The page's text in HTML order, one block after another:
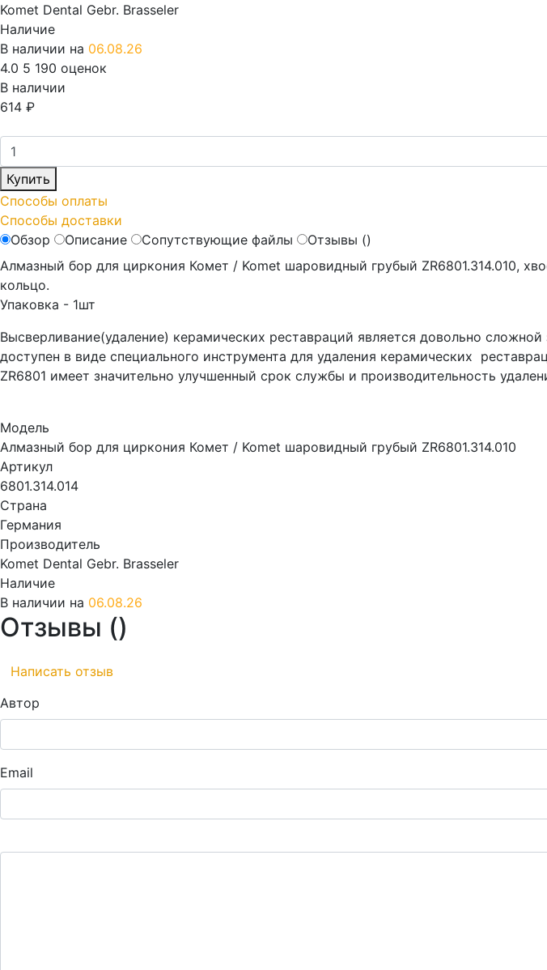
Komet Dental Gebr. Brasseler
Наличие
В наличии на 06.08.26
4.0 5 190 оценок
В наличии
614 ₽
Купить
Способы оплаты
Способы доставки
Обзор
Описание Сопутствующие файлы Отзывы ()
Алмазный бор для циркония Комет / Komet шаровидный грубый ZR6801.314.010,
кольцо.
Упаковка - 1шт
Высверливание(удаление) керамических реставраций является довольно
доступен в виде специального инструмента для удаления керамических
ZR6801 имеет значительно улучшенный срок службы и производительность
Модель
Алмазный бор для циркония Комет / Komet шаровидный грубый ZR6801.314.010
Артикул
6801.314.014
Страна
Германия
Производитель
Komet Dental Gebr. Brasseler
Наличие
В наличии на 06.08.26
Отзывы ()
Написать отзыв
Автор
Email